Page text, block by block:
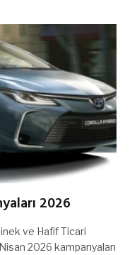
2026
ve Hafif Ticari
2026 kampanyaları